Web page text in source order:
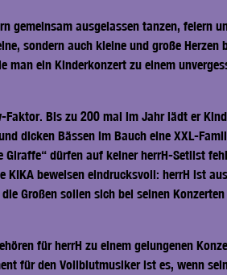
gemeinsam ausgelassen tanzen, feiern
sondern auch kleine und große Herzen
ein Kinderkonzert zu einem
Bis zu 200 mal im Jahr lädt er
dicken Bässen im Bauch eine XXL-
Giraffe“ dürfen auf keiner herrH-Setlist
beweisen eindrucksvoll: herrH ist
Großen sollen sich bei seinen
für herrH zu einem gelungenen
für den Vollblutmusiker ist es, wenn